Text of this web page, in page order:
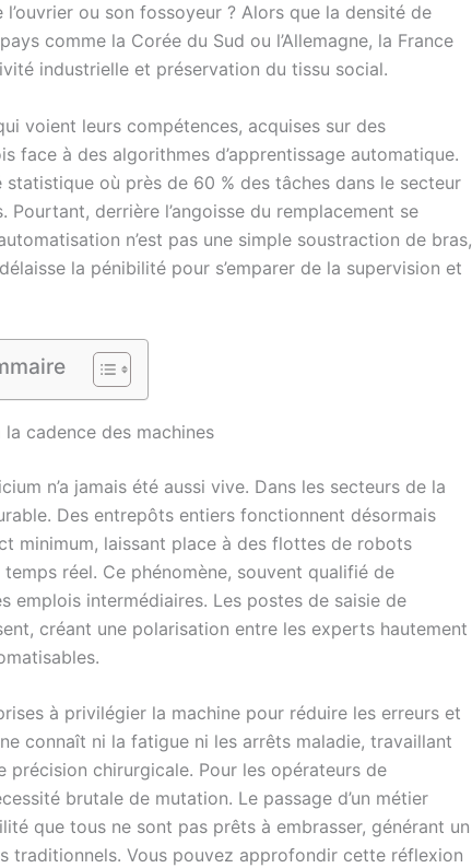
ou son fossoyeur ? Alors que la densité de
comme la Corée du Sud ou l’Allemagne, la France
industrielle et préservation du tissu social.
voient leurs compétences, acquises sur des
face à des algorithmes d’apprentissage automatique.
où près de 60 % des tâches dans le secteur
derrière l’angoisse du remplacement se
n’est pas une simple soustraction de bras,
la pénibilité pour s’emparer de la supervision et
cadence des machines
n’a jamais été aussi vive. Dans les secteurs de la
Des entrepôts entiers fonctionnent désormais
minimum, laissant place à des flottes de robots
réel. Ce phénomène, souvent qualifié de
emplois intermédiaires. Les postes de saisie de
créant une polarisation entre les experts hautement
à privilégier la machine pour réduire les erreurs et
connaît ni la fatigue ni les arrêts maladie, travaillant
chirurgicale. Pour les opérateurs de
brutale de mutation. Le passage d’un métier
que tous ne sont pas prêts à embrasser, générant un
traditionnels. Vous pouvez approfondir cette réflexion